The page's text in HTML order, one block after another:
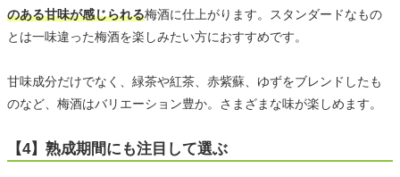
のある甘味が感じられる梅酒に仕上がります。スタンダードなもの
とは一味違った梅酒を楽しみたい方におすすめです。
甘味成分だけでなく、緑茶や紅茶、赤紫蘇、ゆずをブレンドしたも
のなど、梅酒はバリエーション豊か。さまざまな味が楽しめます。
【4】熟成期間にも注目して選ぶ